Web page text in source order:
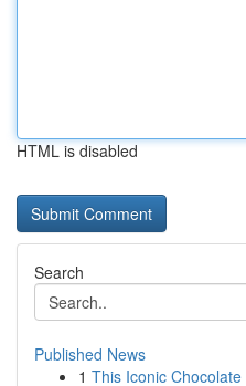
HTML is disabled
Search
Published News
1 This Iconic